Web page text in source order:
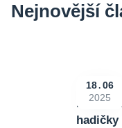
Nejnovější
Servis
kleště
18 06
2025